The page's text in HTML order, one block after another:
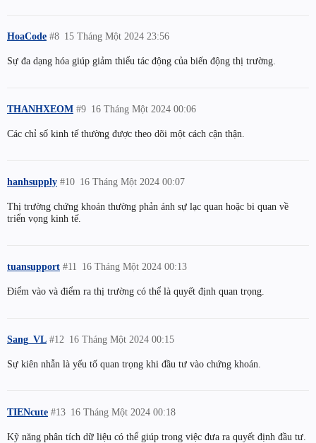
HoaCode 15 Tháng Một 2024 23:56
#8
Sự đa dạng hóa giúp giảm thiểu tác động của biến động thị trường.
THANHXEOM 16 Tháng Một 2024 00:06
#9
Các chỉ số kinh tế thường được theo dõi một cách cận thận.
hanhsupply 16 Tháng Một 2024 00:07
#10
Thị trường chứng khoán thường phản ánh sự lạc quan hoặc bi quan về
triển vọng kinh tế.
tuansupport 16 Tháng Một 2024 00:13
#11
Điểm vào và điểm ra thị trường có thể là quyết định quan trọng.
Sang_VL 16 Tháng Một 2024 00:15
#12
Sự kiên nhẫn là yếu tố quan trọng khi đầu tư vào chứng khoán.
TIENcute 16 Tháng Một 2024 00:18
#13
Kỹ năng phân tích dữ liệu có thể giúp trong việc đưa ra quyết định đầu tư.